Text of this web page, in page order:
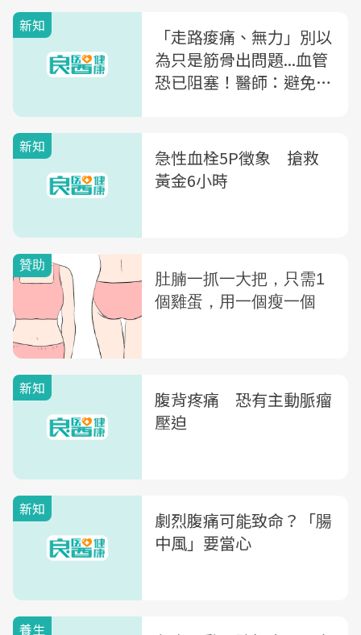
新知
「走路痠痛、無力」別以
為只是筋骨出問題...血管
恐已阻塞！醫師：避免
新知
急性血栓5P徵象 搶救
黃金6小時
新知
腹背疼痛 恐有主動脈瘤
壓迫
新知
劇烈腹痛可能致命？「腸
中風」要當心
養生